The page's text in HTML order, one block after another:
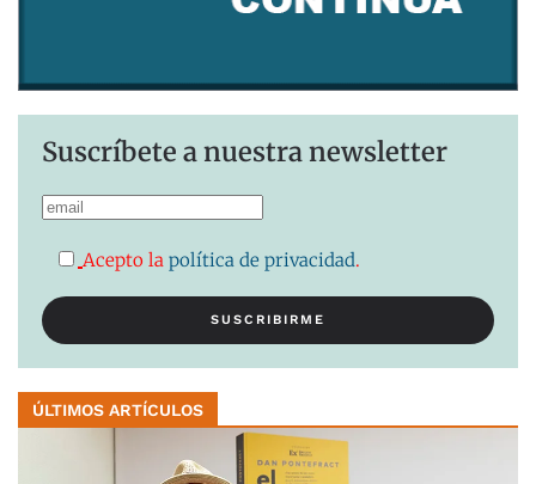
Suscríbete a nuestra newsletter
Acepto la política de privacidad.
ÚLTIMOS ARTÍCULOS